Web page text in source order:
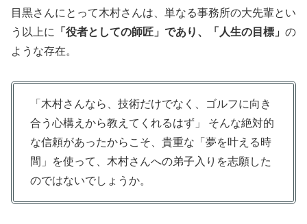
目黒さんにとって木村さんは、単なる事務所の大先輩とい
う以上に
「役者としての師匠」であり、「人生の目標」 の
ような存在。
「木村さんなら、技術だけでなく、ゴルフに向き
合う心構えから教えてくれるはず」 そんな絶対的
な信頼があったからこそ、貴重な「夢を叶える時
間」を使って、木村さんへの弟子入りを志願した
のではないでしょうか。